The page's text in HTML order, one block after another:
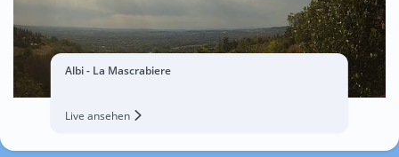
Albi - La Mascrabiere
Live ansehen